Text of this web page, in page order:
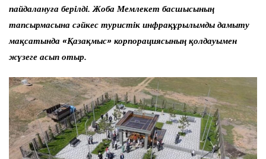
пайдалануға берілді. Жоба Мемлекет басшысының
тапсырмасына сәйкес туристік инфрақұрылымды дамыту
мақсатында «Қазақмыс» корпорациясының қолдауымен
жүзеге асып отыр.